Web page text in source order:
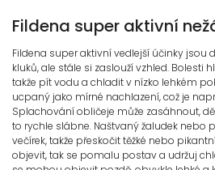
Fildena super aktivní
Fildena super aktivní vedlejší účinky jsou
kluků, ale stále si zaslouží vzhled. Bolesti
takže pít vodu a chladit v nízko lehkém
ucpaný jako mírné nachlazení, což je
Splachování obličeje může zasáhnout,
to rychle slábne. Naštvaný žaludek nebo
večírek, takže přeskočit těžké nebo
objevit, tak se pomalu postav a udržuj